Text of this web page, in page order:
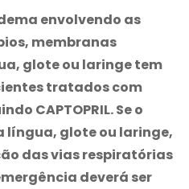
envolvendo as
membranas
glote ou laringe tem
tratados com
CAPTOPRIL. Se o
língua, glote ou laringe,
das vias respiratórias
deverá ser